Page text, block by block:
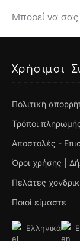
Μπορεί να σας
Χρήσιμοι
Πολιτική
Τρόποι
Αποστολές -
Όροι χρήσης |
Πελάτες
Ποιοί είμαστε
Ελληνικά